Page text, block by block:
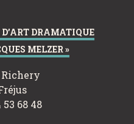
D’ART DRAMATIQUE
MELZER »
Richery
53 68 48